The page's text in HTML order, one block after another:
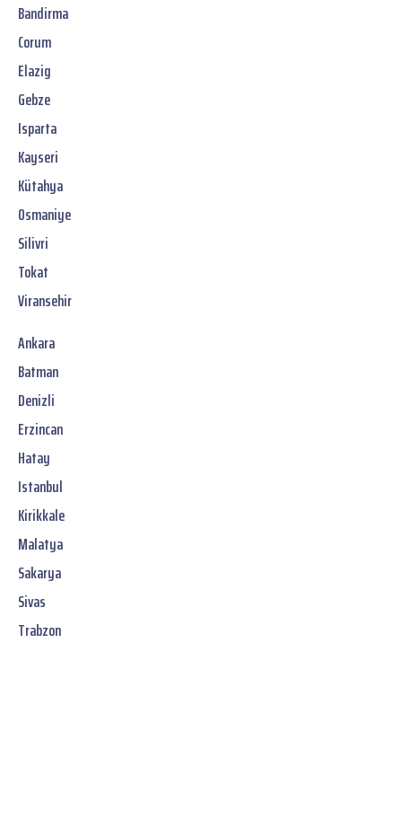
Bandirma
Corum
Elazig
Gebze
Isparta
Kayseri
Kütahya
Osmaniye
Silivri
Tokat
Viransehir
Ankara
Batman
Denizli
Erzincan
Hatay
Istanbul
Kirikkale
Malatya
Sakarya
Sivas
Trabzon